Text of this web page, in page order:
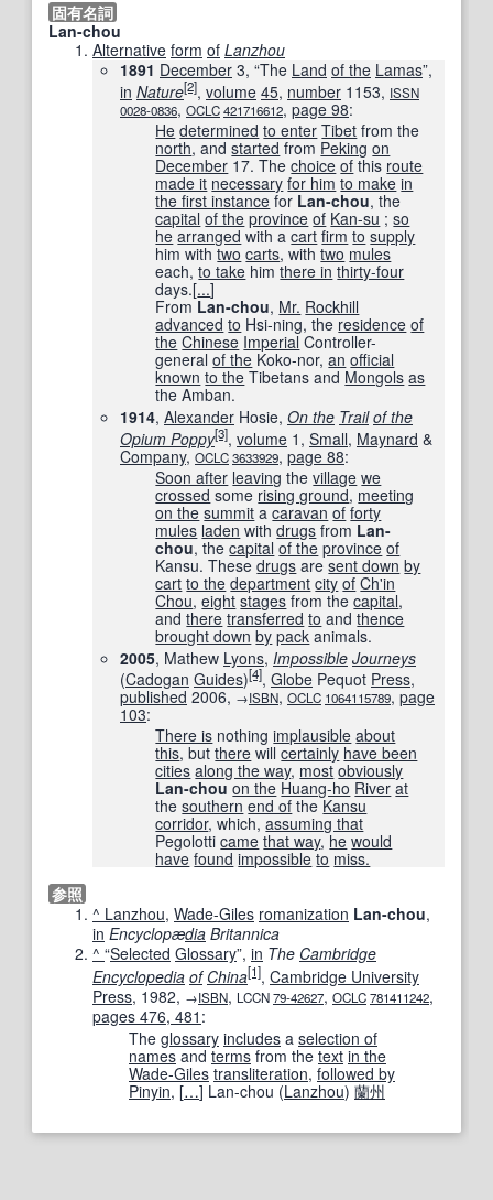
固有名詞
Lan-chou
Alternative form of Lanzhou
1891 December 3, “The Land of the Lamas”,
in Nature[2], volume 45, number 1153, ISSN
0028-0836, OCLC421716612, page 98:
He determined to enter Tibet from the
north, andstarted from Peking on
December 17. Thechoice of this route
made it necessary for him to make in
the first instance for Lan-chou, the
capital of the province of Kan-su ;so
he arranged with acart firm to supply
him withtwo carts, withtwo mules
each,to take himthere in thirty-four
days.[...]
From Lan-chou, Mr. Rockhill
advanced to Hsi-ning, the residence of
the Chinese Imperial Controller-
generalof the Koko-nor,an official
known to the Tibetans and Mongols as
the Amban.
1914, Alexander Hosie, On the Trail of the
Opium Poppy[3], volume 1, Small, Maynard &
Company, OCLC3633929, page 88:
Soon after leaving thevillage we
crossed some rising ground, meeting
on the summit acaravan of forty
mules laden withdrugs from Lan-
chou, thecapital of the province of
Kansu. Thesedrugs aresent down by
cart to the department city of Ch'in
Chou,eight stages from thecapital,
andthere transferred to andthence
brought down by pack animals.
2005, Mathew Lyons, Impossible Journeys
(Cadogan Guides)‎[4], Globe Pequot Press,
published 2006, →ISBN, OCLC 1064115789, page
103:
There is nothingimplausible about
this, butthere willcertainly have been
cities along the way, most obviously
Lan-chou on the Huang-ho River at
thesouthern end of the Kansu
corridor, which,assuming that
Pegolotticame that way, he would
have found impossible to miss.
参照
^ Lanzhou, Wade-Giles romanization Lan-chou,
in Encyclopædia Britannica
^ “Selected Glossary”, in The Cambridge
Encyclopedia of China[1], Cambridge University
Press, 1982, →ISBN, LCCN79-42627, OCLC781411242,
pages 476, 481 :
The glossary includes a selection of
names and terms from the text in the
Wade-Giles transliteration, followed by
Pinyin, […] Lan-chou (Lanzhou) 蘭州